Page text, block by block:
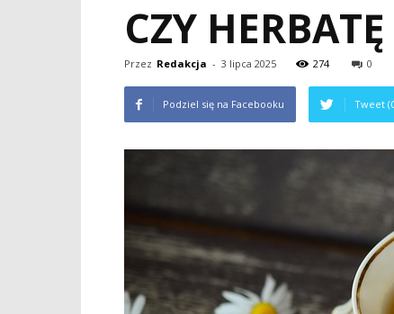
CZY
Przez Redakcja - 3 lipca 2025 274 0
Podziel się na Facebooku Tweet